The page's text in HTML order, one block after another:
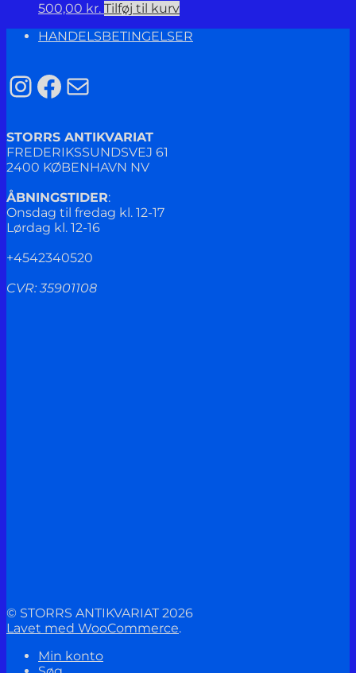
500,00 kr. Tilføj til kurv
HANDELSBETINGELSER
Instagram
Facebook
Mail
STORRS ANTIKVARIAT
FREDERIKSSUNDSVEJ 61
2400 KØBENHAVN NV
ÅBNINGSTIDER:
Onsdag til fredag kl. 12-17
Lørdag kl. 12-16
+4542340520
CVR: 35901108
© STORRS ANTIKVARIAT 2026
Lavet med WooCommerce.
Min konto